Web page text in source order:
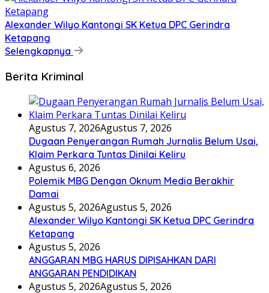
Alexander Wilyo Kantongi SK Ketua DPC Gerindra
Ketapang
Selengkapnya
Berita Kriminal
Agustus 7, 2026Agustus 7, 2026
Dugaan Penyerangan Rumah Jurnalis Belum Usai,
Klaim Perkara Tuntas Dinilai Keliru
Agustus 6, 2026
Polemik MBG Dengan Oknum Media Berakhir
Damai
Agustus 5, 2026Agustus 5, 2026
Alexander Wilyo Kantongi SK Ketua DPC Gerindra
Ketapang
Agustus 5, 2026
ANGGARAN MBG HARUS DIPISAHKAN DARI
ANGGARAN PENDIDIKAN
Agustus 5, 2026Agustus 5, 2026